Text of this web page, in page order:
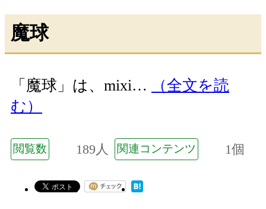
魔球
「魔球」は、mixi…
（全文を読
む）
閲覧数 189人 関連コンテンツ 1個